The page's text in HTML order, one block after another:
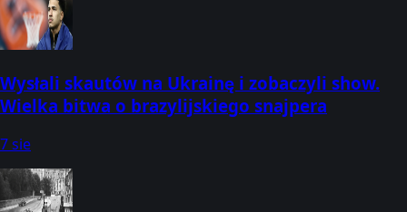
Wysłali skautów na Ukrainę i zobaczyli show.
Wielka bitwa o brazylijskiego snajpera
7 sie